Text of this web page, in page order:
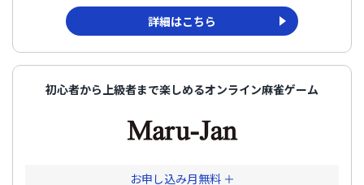
詳細はこちら
初心者から上級者まで楽しめるオンライン麻雀ゲーム
お申し込み月無料 ＋